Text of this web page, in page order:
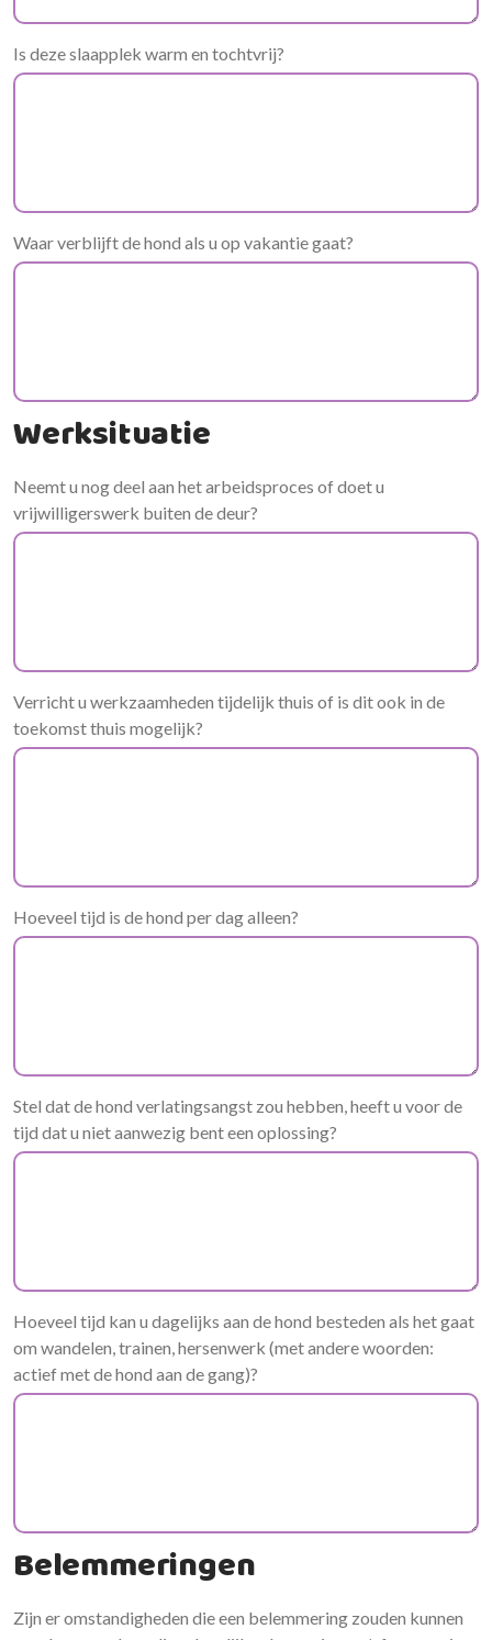
Is deze slaapplek warm en tochtvrij?
Waar verblijft de hond als u op vakantie gaat?
Werksituatie
Neemt u nog deel aan het arbeidsproces of doet u
vrijwilligerswerk buiten de deur?
Verricht u werkzaamheden tijdelijk thuis of is dit ook in de
toekomst thuis mogelijk?
Hoeveel tijd is de hond per dag alleen?
Stel dat de hond verlatingsangst zou hebben, heeft u voor de
tijd dat u niet aanwezig bent een oplossing?
Hoeveel tijd kan u dagelijks aan de hond besteden als het gaat
om wandelen, trainen, hersenwerk (met andere woorden:
actief met de hond aan de gang)?
Belemmeringen
Zijn er omstandigheden die een belemmering zouden kunnen